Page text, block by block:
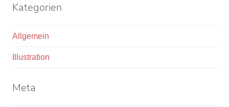
Kategorien
Allgemein
Illustration
Meta